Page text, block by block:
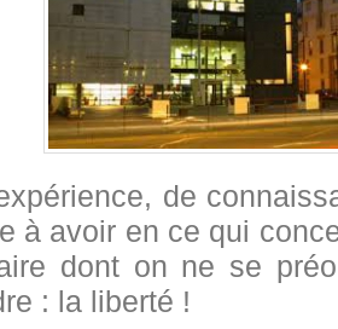
de
à avoir en ce qui
dont on ne se
: la liberté !